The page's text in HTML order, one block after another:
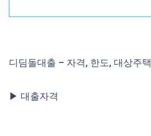
디딤돌대출 – 자격, 한도, 대상주택
▶ 대출자격